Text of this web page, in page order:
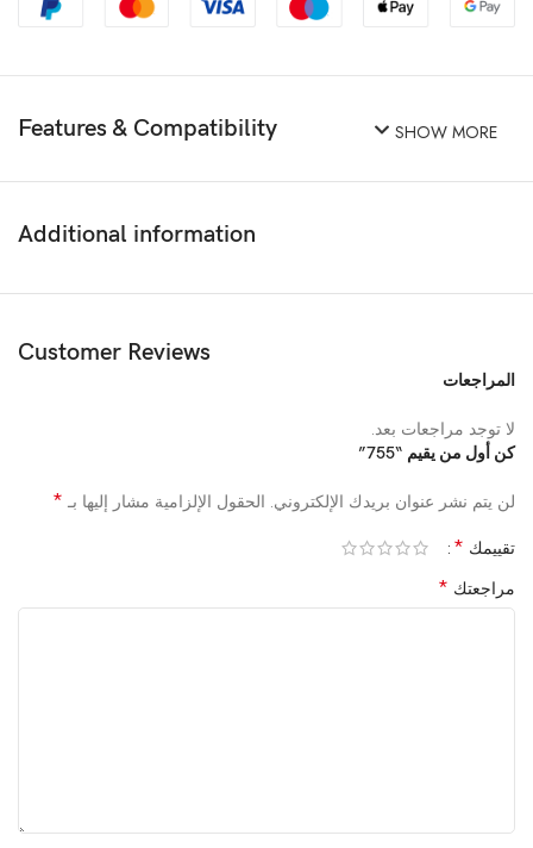
Features & Compatibility SHOW MORE
Additional information
Customer Reviews
المراجعات
لا توجد مراجعات بعد.
كن أول من يقيم “755”
لن يتم نشر عنوان بريدك الإلكتروني. الحقول الإلزامية مشار إليها بـ *
تقييمك *
مراجعتك *